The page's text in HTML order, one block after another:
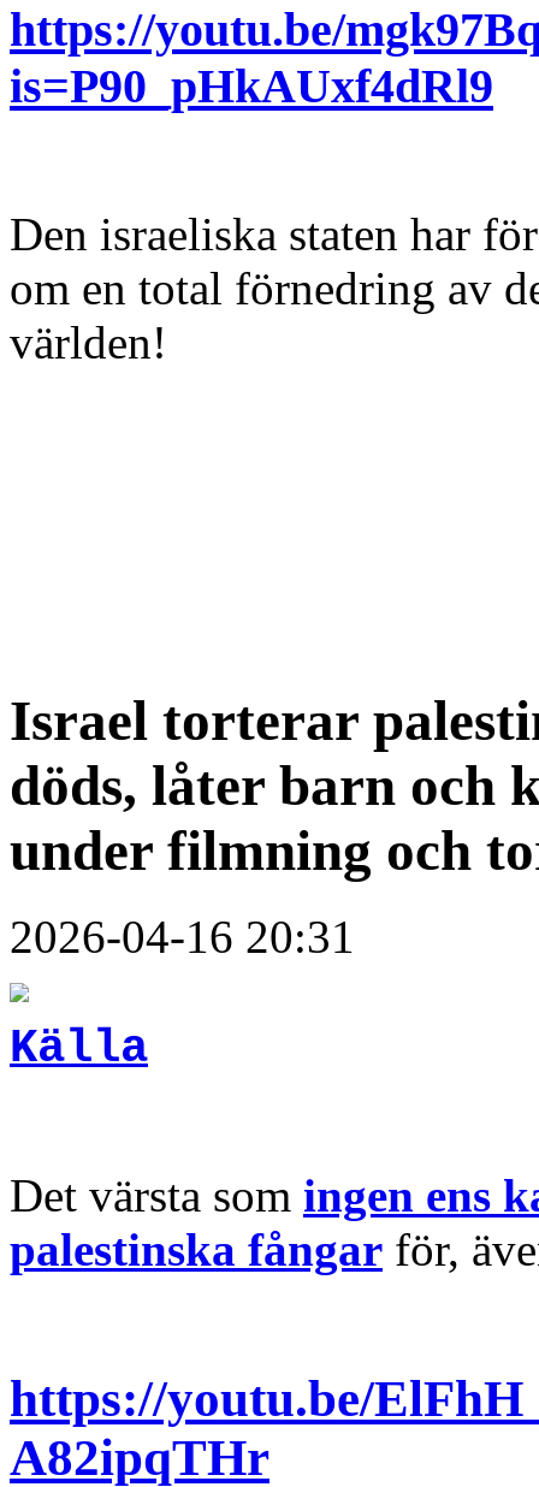
https://youtu.be/
is=P90_pHkAUxf4dRl9
Den israeliska staten har
om en total förnedring av
världen!
Israel torterar
döds, låter barn och
under filmning och
2026-04-16 20:31
Källa
Det värsta som ingen ens
palestinska fångar för,
https://youtu.be/
A82ipqTHr